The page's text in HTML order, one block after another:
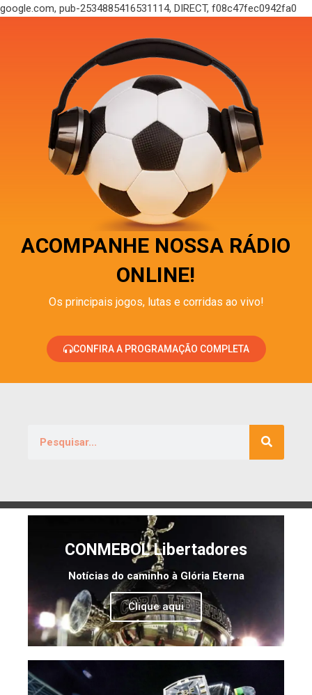
google.com, pub-2534885416531114, DIRECT, f08c47fec0942fa0
ACOMPANHE NOSSA RÁDIO
ONLINE!
Os principais jogos, lutas e corridas ao vivo!
CONFIRA A PROGRAMAÇÃO COMPLETA
CONMEBOL Libertadores
Notícias do caminho à Glória Eterna
Clique aqui